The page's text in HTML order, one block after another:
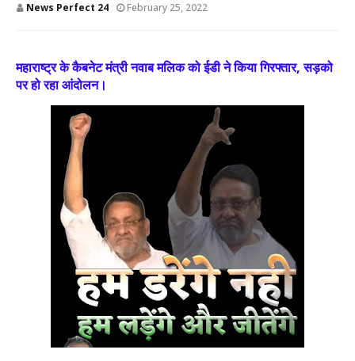
News Perfect 24 February 25, 2022
महाराष्ट्र के कैबनेट मंत्री नवाब मलिक को ईडी ने किया गिरफ्तार, सड़को
पर हो रहा आंदोलन।